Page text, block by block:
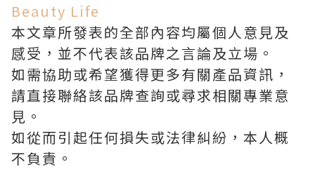
Beauty Life
本文章所發表的全部內容均屬個人意見及
感受，並不代表該品牌之言論及立場。
如需協助或希望獲得更多有關產品資訊，
請直接聯絡該品牌查詢或尋求相關專業意
見。
如從而引起任何損失或法律糾紛，本人概
不負責。